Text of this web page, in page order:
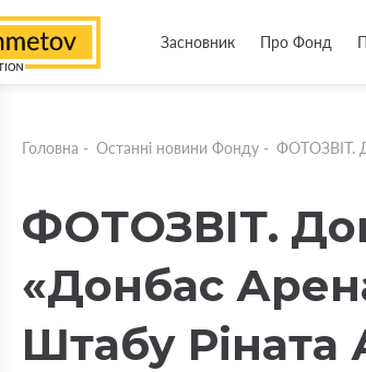
Засновник Про Фонд
Головна - Останні новини Фонду - ФОТОЗВІТ.
ФОТОЗВІТ.
«Донбас
Штабу Ріната